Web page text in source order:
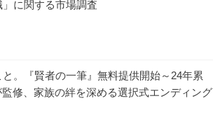
」に関する市場調査
。『賢者の一筆』無料提供開始～24年累
修、家族の絆を深める選択式エンディング